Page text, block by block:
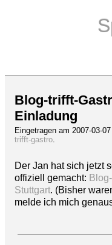
Blog-trifft-
Einladung
Eingetragen am 2007-03-
trifft-gastro.
Der Jan hat sich jetzt
offiziell gemacht:
Stuttgart. (Bisher
melde ich mich